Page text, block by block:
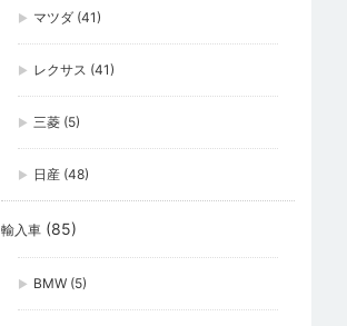
マツダ(41)
レクサス (41)
三菱(5)
日産(48)
輸入車(85)
BMW(5)